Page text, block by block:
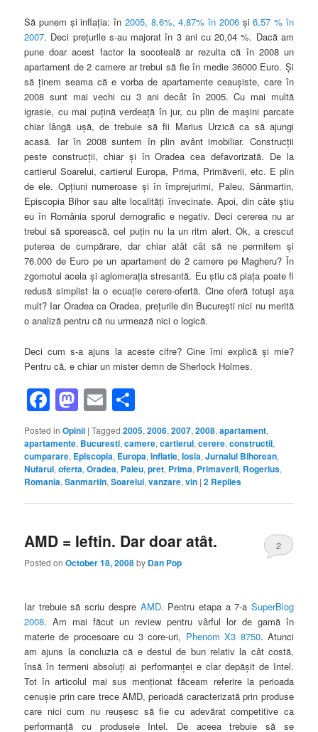
Să punem şi inflaţia: în 2005, 8,6%, 4,87% în 2006şi6,57 % în
2007. Deci preţurile s-au majorat în 3 ani cu 20,04 %. Dacă am
pune doar acest factor la socoteală ar rezulta că în 2008 un
apartament de 2 camere ar trebui să fie în medie 36000 Euro. Şi
să ţinem seama că e vorba de apartamente ceauşiste, care în
2008 sunt mai vechi cu 3 ani decât în 2005. Cu mai multă
igrasie, cu mai puţină verdeaţă în jur, cu plin de maşini parcate
chiar lângă uşă, de trebuie să fii Marius Urzică ca să ajungi
acasă. Iar în 2008 suntem în plin avânt imobiliar. Construcţii
peste construcţii, chiar şi în Oradea cea defavorizată. De la
cartierul Soarelui, cartierul Europa, Prima, Primăverii, etc. E plin
de ele. Opţiuni numeroase şi în împrejurimi, Paleu, Sânmartin,
Episcopia Bihor sau alte localităţi învecinate. Apoi, din câte ştiu
eu în România sporul demografic e negativ. Deci cererea nu ar
trebui să sporească, cel puţin nu la un ritm alert. Ok, a crescut
puterea de cumpărare, dar chiar atât cât să ne permitem şi
76.000 de Euro pe un apartament de 2 camere pe Magheru? În
zgomotul acela şi aglomeraţia stresantă. Eu ştiu că piaţa poate fi
redusă simplist la o ecuaţie cerere-ofertă. Cine oferă totuşi aşa
mult? Iar Oradea ca Oradea, preţurile din Bucureşti nici nu merită
o analiză pentru că nu urmează nici o logică.
Deci cum s-a ajuns la aceste cifre? Cine îmi explică şi mie?
Pentru că, e chiar un mister demn de Sherlock Holmes.
Facebook
Mastodon
Email
Posted in Opinii |Tagged 2005,2006,2007,2008,apartament,
apartamente, Bucuresti,camere,cartierul,cerere,constructii,
cumparare, Episcopia, Europa,inflatie,Iosia,Jurnalul Bihorean,
Nufarul,oferta,Oradea, Paleu,pret, Prima, Primaverii, Rogerius,
Romania,Sanmartin,Soarelui,vanzare,vin |2 Replies
AMD = Ieftin. Dar doar atât.
Posted onOctober 18, 2008by Dan Pop
2
Iar trebuie să scriu despre AMD. Pentru etapa a 7-a SuperBlog
2008. Am mai făcut un review pentru vârful lor de gamă în
materie de procesoare cu 3 core-uri, Phenom X3 8750. Atunci
am ajuns la concluzia că e destul de bun relativ la cât costă,
însă în termeni absoluţi ai performanţei e clar depăşit de Intel.
Tot în articolul mai sus menţionat făceam referire la perioada
cenuşie prin care trece AMD, perioadă caracterizată prin produse
care nici cum nu reuşesc să fie cu adevărat competitive ca
performanţă cu produsele Intel. De aceea trebuie să se